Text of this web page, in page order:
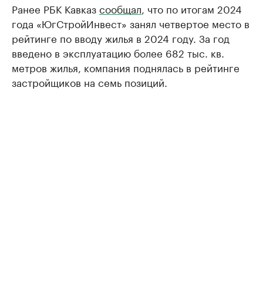
Ранее РБК Кавказсообщал , что по итогам 2024
года «ЮгСтройИнвест» занял четвертое место в
рейтинге по вводу жилья в 2024 году. За год
введено в эксплуатацию более 682 тыс. кв.
метров жилья, компания поднялась в рейтинге
застройщиков на семь позиций.